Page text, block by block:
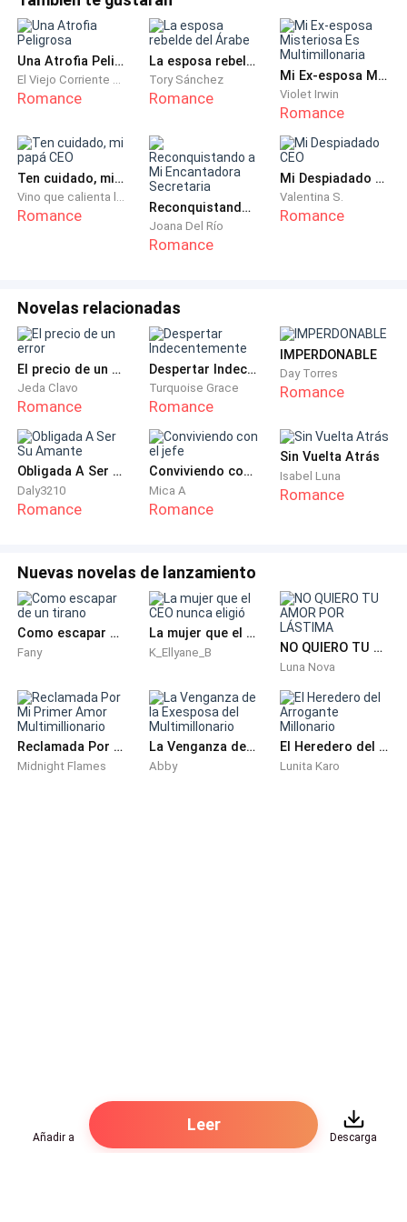
Estaba tranquilo, con una sonrisa y una actitud
relajada, pero su presencia era intimidante.
El periodista tragó saliva, sintiendo la presión.
Todos sabían que el temperamento de Luca no era el
mejor y que era difícil de tratar.
Apartó la mirada de la cámara y, cuando estaba a
punto de hablar, vio a Clarissa acercándose hacia él.
Se olvidó de lo que iba a decir de golpe, y ante todos,
sonrió de manera despreocupada. Luego se acercó y
la rodeó por la cintura, y con una voz suave y amorosa
dijo:
—Esposa, dicen que nuestra relación está en crisis.
La postura cercana de ambos parecía perfecta, pero
Clarissa solo se sintió vacía. Su estómago se revolvió
de náuseas.
hombre que había amado durante tantos años, ahora
le parecía repulsivo.
Ella no se soltó, permitiendo que él la agarrara.
Hasta que los periodistas comenzaron a acercarse
rápidamente, enfocando su atención en Clarissa.
—Señora Clarissa, ¿qué opina del beso tan apasionado
bonito de nosotros dos.
Los periodistas miraron sorprendidos el tatuaje en su
Una Atrofia Peligrosa
El Viejo Corriente del Río Qi
Romance
La esposa rebelde del Árabe
Tory Sánchez
Romance
Mi Ex-esposa Misteriosa Es Multimillonaria
Violet Irwin
Romance
Ten cuidado, mi papá CEO
Romance Reconquistando a Mi Encantadora Secretaria
Joana Del Río
Romance
Mi Despiadado CEO
Valentina S.
Romance
Novelas relacionadas
El precio de un error
Jeda Clavo
Romance
Despertar Indecentemente
Turquoise Grace
Romance
IMPERDONABLE
Day Torres
Romance
Obligada A Ser Su Amante
Daly3210
Romance
Conviviendo con el jefe
Mica A
Romance
Sin Vuelta Atrás
Isabel Luna
Romance
Nuevas novelas de lanzamiento
Como escapar de un tirano
Fany
La mujer que el CEO nunca eligió
K_Ellyane_B NO QUIERO TU AMOR POR LÁSTIMA
Luna Nova
Reclamada Por Mi Primer Amor Multimillionario
Midnight Flames
La Venganza de la Exesposa del Multimillonario
Abby
El Heredero del Arrogante Millonario
Lunita Karo
Añadir a
Leer
Descarga